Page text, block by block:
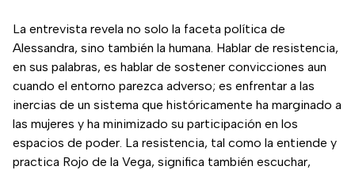
La entrevista revela no solo la faceta política de
Alessandra, sino también la humana. Hablar de resistencia,
en sus palabras, es hablar de sostener convicciones aun
cuando el entorno parezca adverso; es enfrentar a las
inercias de un sistema que históricamente ha marginado a
las mujeres y ha minimizado su participación en los
espacios de poder. La resistencia, tal como la entiende y
practica Rojo de la Vega, significa también escuchar,